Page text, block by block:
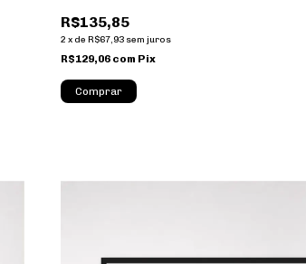
R$135,85
2 x de R$67,93 sem juros
R$129,06 com Pix
Comprar